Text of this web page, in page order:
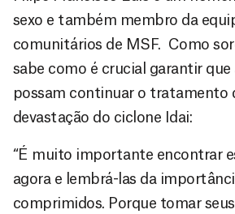
sexo e também membro da
comunitários de MSF. Como
sabe como é crucial garantir que
possam continuar o tratamento
devastação do ciclone Idai:
“É muito importante encontrar
agora e lembrá-las da
comprimidos. Porque tomar